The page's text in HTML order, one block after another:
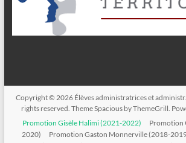
Copyright © 2026 Élèves administratrices et
rights reserved. ThemeSpaciousby ThemeGrill.
Promotion Gisèle Halimi (2021-2022)
Promotion
2020)
Promotion Gaston Monnerville (2018-